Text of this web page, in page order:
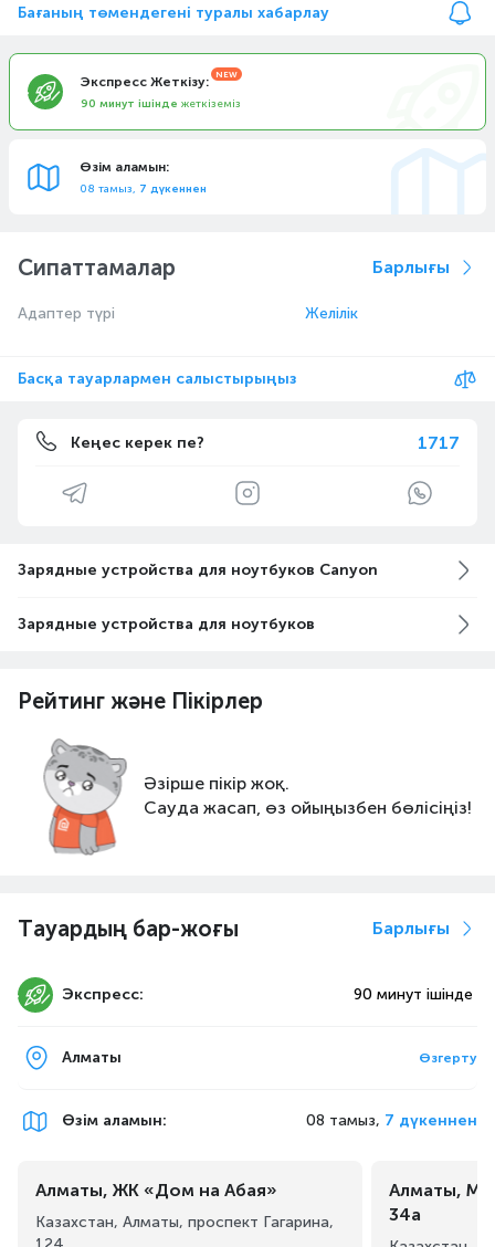
Бағаның төмендегені туралы хабарлау
Экспресс Жеткізу:
90 минут ішінде жеткіземіз
Өзім аламын:
08 тамыз, 7 дүкеннен
Сипаттамалар Барлығы
Адаптер түрі Желілік
Басқа тауарлармен салыстырыңыз
Кеңес керек пе? 1717
Зарядные устройства для ноутбуков Canyon
Зарядные устройства для ноутбуков
Рейтинг және Пікірлер
Әзірше пікір жоқ.
Сауда жасап, өз ойыңызбен бөлісіңіз!
Тауардың бар-жоғы Барлығы
Экспресс: 90 минут ішінде
Алматы Өзгерту
Өзім аламын: 08 тамыз, 7 дүкеннен
Алматы, ЖК «Дом на Абая»
Казахстан, Алматы, проспект Гагарина,
Алматы,
34а